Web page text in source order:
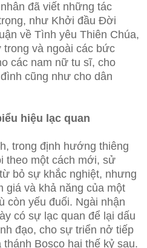
đã viết những tác
như Khởi đầu Đời
về Tình yêu Thiên Chúa,
và ngoài các bức
các nam nữ tu sĩ, cho
cũng như cho dân
hiệu lạc quan
trong định hướng thiêng
theo một cách mới, sử
bỏ sự khắc nghiệt, nhưng
giá và khả năng của một
còn yếu đuối. Ngài nhận
có sự lạc quan để lại dấu
đạo, cho sự triển nở tiếp
Bosco hai thế kỷ sau.